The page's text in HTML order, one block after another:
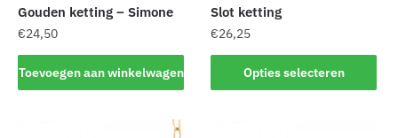
productpagina productpagina
Gouden ketting – Simone
€24,50
Toevoegen aan winkelwagen
Slot ketting
€26,25
Opties selecteren
product